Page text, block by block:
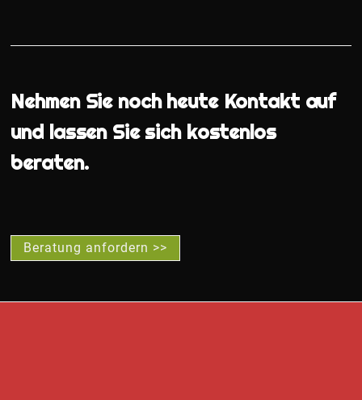
Nehmen Sie noch heute Kontakt auf
und lassen Sie sich kostenlos
beraten.
Beratung anfordern >>